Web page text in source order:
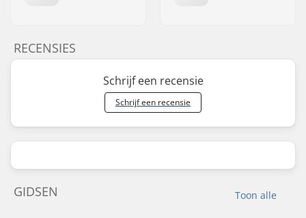
RECENSIES
Schrijf een recensie
Schrijf een recensie
Toon alle
GIDSEN